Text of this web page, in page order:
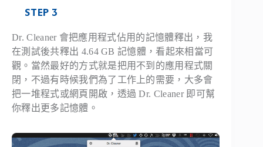
STEP 3
Dr. Cleaner 會把應用程式佔用的記憶體釋出，我
在測試後共釋出 4.64 GB 記憶體，看起來相當可
觀。當然最好的方式就是把用不到的應用程式關
閉，不過有時候我們為了工作上的需要，大多會
把一堆程式或網頁開啟，透過 Dr. Cleaner 即可幫
你釋出更多記憶體。